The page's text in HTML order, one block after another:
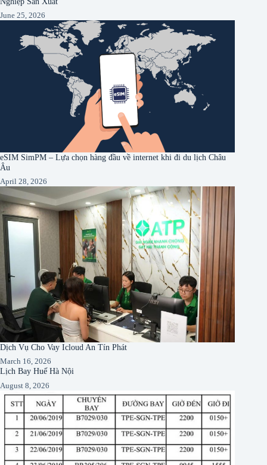
June 25, 2026
eSIM SimPM – Lựa chọn hàng đầu về internet khi đi du lịch Châu
Âu
April 28, 2026
Dịch Vụ Cho Vay Icloud An Tín Phát
March 16, 2026
Lịch Bay Huế Hà Nội
August 8, 2026